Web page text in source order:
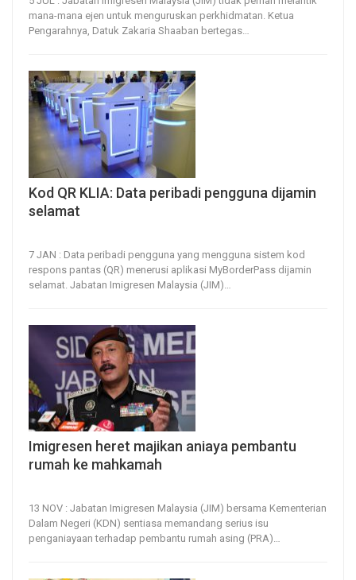
mana-mana ejen untuk menguruskan perkhidmatan. Ketua
Pengarahnya, Datuk Zakaria Shaaban bertegas…
Kod QR KLIA: Data peribadi pengguna dijamin
selamat
7 JAN : Data peribadi pengguna yang mengguna sistem kod
respons pantas (QR) menerusi aplikasi MyBorderPass dijamin
selamat. Jabatan Imigresen Malaysia (JIM)
Imigresen heret majikan aniaya pembantu
rumah ke mahkamah
13 NOV : Jabatan Imigresen Malaysia (JIM) bersama Kementerian
Dalam Negeri (KDN) sentiasa memandang serius isu
penganiayaan terhadap pembantu rumah asing (PRA)…